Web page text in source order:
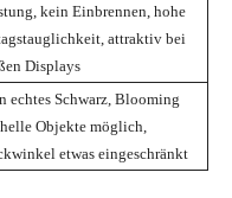
kein Einbrennen, hohe
attraktiv bei
Displays
echtes Schwarz, Blooming
Objekte möglich,
etwas eingeschränkt